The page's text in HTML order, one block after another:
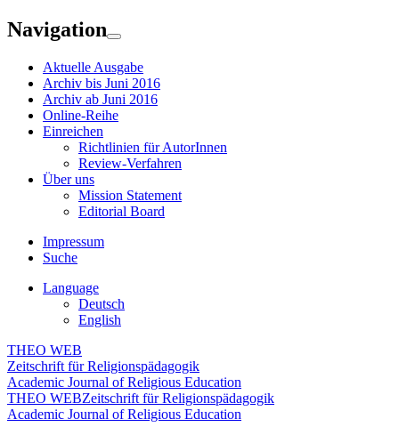
Navigation
Aktuelle Ausgabe
Archiv bis Juni 2016
Archiv ab Juni 2016
Online-Reihe
Einreichen
Richtlinien für AutorInnen
Review-Verfahren
Über uns
Mission Statement
Editorial Board
Impressum
Suche
Language
Deutsch
English
THEO WEB
Zeitschrift für Religionspädagogik
Academic Journal of Religious Education
THEO WEBZeitschrift für Religionspädagogik
Academic Journal of Religious Education